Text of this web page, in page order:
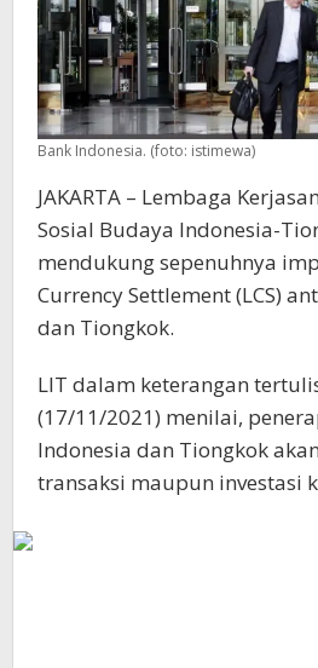
Bank Indonesia. (foto: istimewa)
JAKARTA – Lembaga
Sosial Budaya Indonesia-
mendukung sepenuhnya
Currency Settlement (LCS)
dan Tiongkok.
LIT dalam keterangan
(17/11/2021) menilai,
Indonesia dan Tiongkok
transaksi maupun investasi